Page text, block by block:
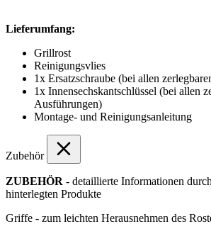
Lieferumfang:
Grillrost
Reinigungsvlies
1x Ersatzschraube (bei allen
1x Innensechskantschlüssel (bei allen
Ausführungen)
Montage- und Reinigungsanleitung
Zubehör
ZUBEHÖR - detaillierte Informationen
hinterlegten Produkte
Griffe - zum leichten Herausnehmen des